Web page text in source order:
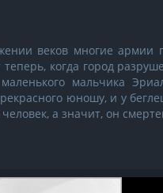
веков многие армии
когда город
мальчика
юношу, и у
а значит, он